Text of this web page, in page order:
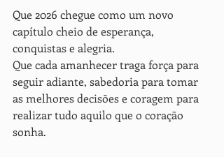
Que 2026 chegue como um novo
capítulo cheio de esperança,
conquistas e alegria.
Que cada amanhecer traga força para
seguir adiante, sabedoria para tomar
as melhores decisões e coragem para
realizar tudo aquilo que o coração
sonha.